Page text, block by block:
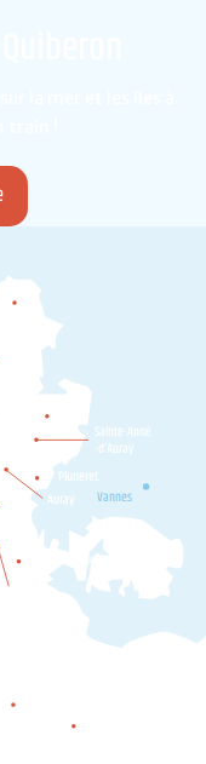
Vannes
Saint-Philibert
Pluneret
Auray
Locmariaquer
Sainte-Anne
-d’Auray